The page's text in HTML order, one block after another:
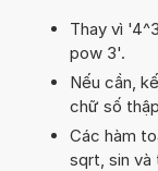
Thay vì
pow 3'.
Nếu cần,
chữ số
Các hàm
sqrt, sin và